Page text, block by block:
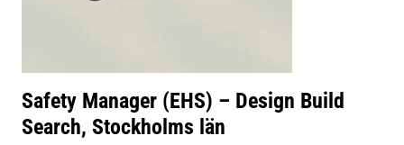
Safety Manager (EHS) – Design Build
Search, Stockholms län